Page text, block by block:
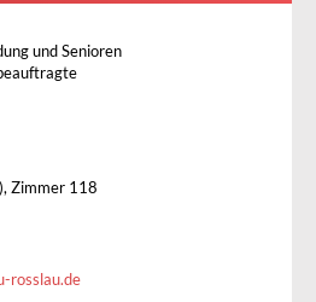
und Senioren
Zimmer 118
rosslau.de